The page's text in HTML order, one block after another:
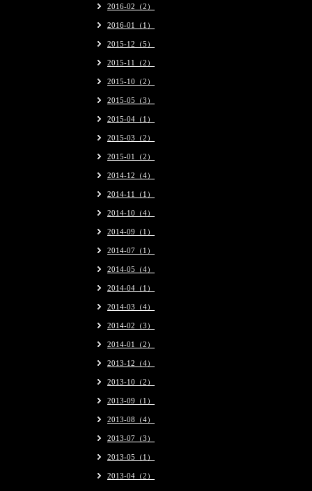
2016-02（2）
2016-01（1）
2015-12（5）
2015-11（2）
2015-10（2）
2015-05（3）
2015-04（1）
2015-03（2）
2015-01（2）
2014-12（4）
2014-11（1）
2014-10（4）
2014-09（1）
2014-07（1）
2014-05（4）
2014-04（1）
2014-03（4）
2014-02（3）
2014-01（2）
2013-12（4）
2013-10（2）
2013-09（1）
2013-08（4）
2013-07（3）
2013-05（1）
2013-04（2）